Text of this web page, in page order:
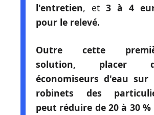
l'entretien, et3 à 4
pour le relevé.
Outre cette
solution, placer
économiseurs d'eau sur
robinets des
peut réduire de 20 à 30 %